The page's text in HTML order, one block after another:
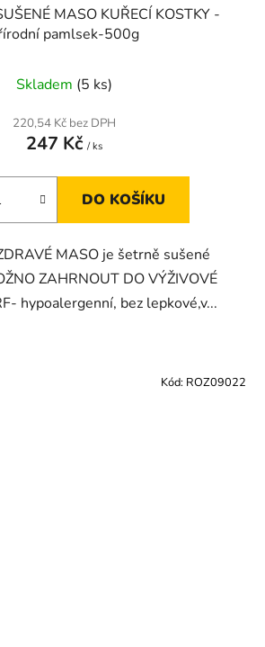
MASO KUŘECÍ KOSTKY -
pamlsek-500g
Skladem (5 ks)
220,54 Kč bez DPH
247 Kč / ks
DO KOŠÍKU
MASO je šetrně sušené
ZAHRNOUT DO VÝŽIVOVÉ
hypoalergenní, bez lepkové,v...
Kód: ROZ09022